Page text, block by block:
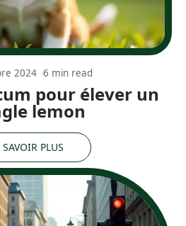
pour élever un
lemon
2024 6 min read
SAVOIR PLUS